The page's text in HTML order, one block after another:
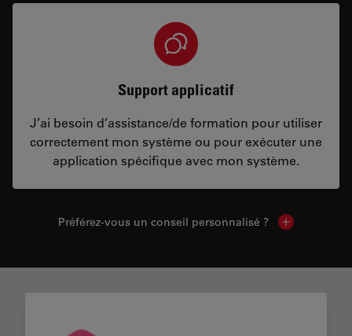
Support applicatif
J’ai besoin d’assistance/de formation pour utiliser
correctement mon système ou pour exécuter une
application spécifique avec mon système.
Préférez-vous un conseil personnalisé ? Show local